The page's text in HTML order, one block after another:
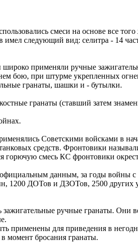
смеси на основе все
имел следующий вид: селитра - 14
применяли ручные
бою, при штурме укрепленных
гранаты, шашки и - бутылки.
гранаты (ставший затем
Советскими войсками в
средств. Фронтовики
смесь КС фронтовики
официальным данным, за годы
1200 ДОТов и ДЗОТов, 2500
ручные гранаты. Они
применены для приведения в
момент бросания гранаты.